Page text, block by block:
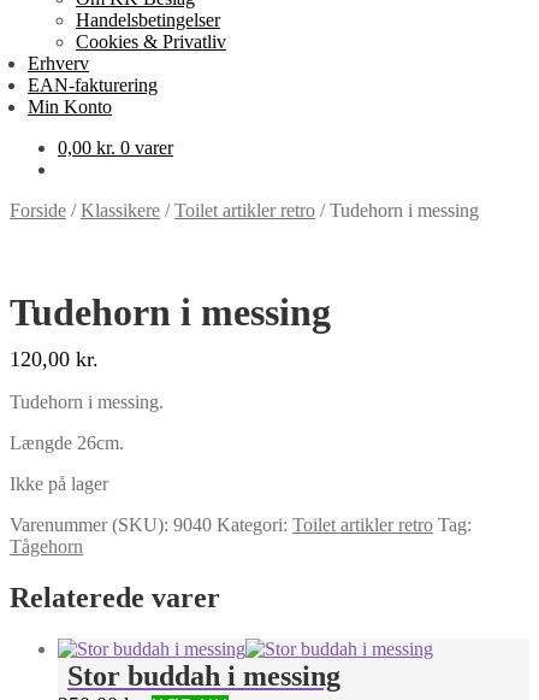
Handelsbetingelser
Cookies & Privatliv
Erhverv
EAN-fakturering
Min Konto
0,00 kr. 0 varer
Forside /Klassikere /Toilet artikler retro /Tudehorn i messing
Tudehorn i messing
120,00 kr.
Tudehorn i messing.
Længde 26cm.
Ikke på lager
Varenummer (SKU): 9040 Kategori: Toilet artikler retro Tag:
Tågehorn
Relaterede varer
Stor buddah i messing